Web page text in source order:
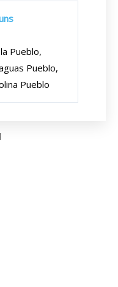
Pueblo,
Pueblo,
Pueblo